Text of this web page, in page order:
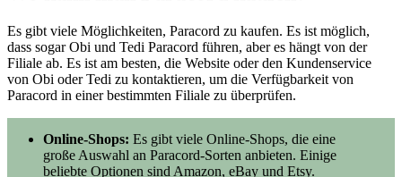
Es gibt viele Möglichkeiten, Paracord zu kaufen. Es ist möglich,
dass sogar Obi und Tedi Paracord führen, aber es hängt von der
Filiale ab. Es ist am besten, die Website oder den Kundenservice
von Obi oder Tedi zu kontaktieren, um die Verfügbarkeit von
Paracord in einer bestimmten Filiale zu überprüfen.
Online-Shops: Es gibt viele Online-Shops, die eine
große Auswahl an Paracord-Sorten anbieten. Einige
beliebte Optionen sind Amazon, eBay und Etsy.